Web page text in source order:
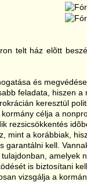
telt ház elõtt
és
feladata, hiszen a
keresztül
célja a
rezsicsökkentés
mint a korábbiak,
garantálni kell.
amelyek
is biztosítani
vizsgálja a